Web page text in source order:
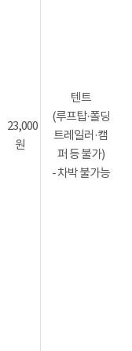
23,000
원
텐트
(루프탑·폴딩
트레일러·캠
퍼 등 불가)
- 차박 불가능